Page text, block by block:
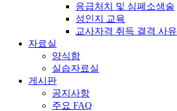
응급처치 및 심폐소생술
성인지 교육
교사자격 취득 결격 사유
자료실
양식함
실습자료실
게시판
공지사항
주요 FAQ